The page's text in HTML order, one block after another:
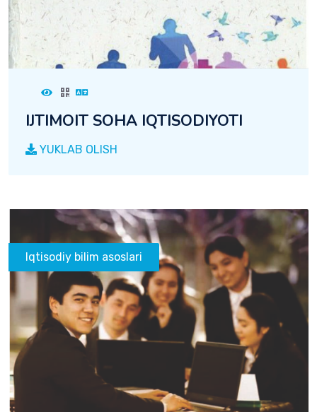
IJTIMOIT SOHA IQTISODIYOTI
YUKLAB OLISH
Iqtisodiy bilim asoslari